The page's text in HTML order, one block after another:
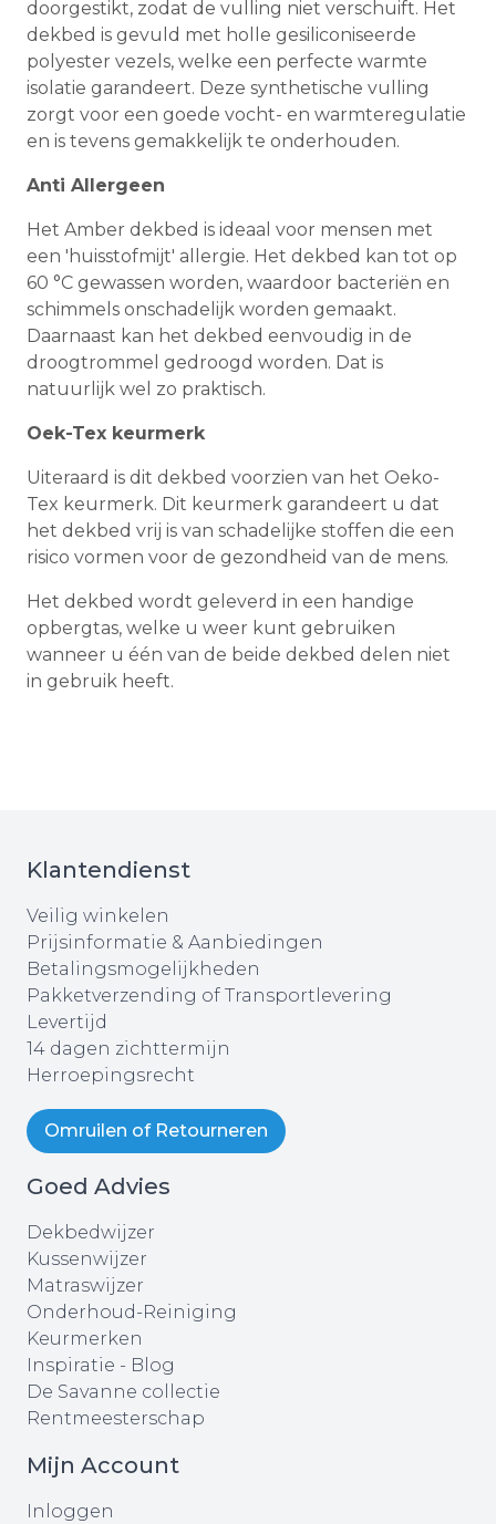
doorgestikt, zodat de vulling niet verschuift. Het
dekbed is gevuld met holle gesiliconiseerde
polyester vezels, welke een perfecte warmte
isolatie garandeert. Deze synthetische vulling
zorgt voor een goede vocht- en warmteregulatie
en is tevens gemakkelijk te onderhouden.
Anti Allergeen
Het Amber dekbed is ideaal voor mensen met
een 'huisstofmijt' allergie. Het dekbed kan tot op
60 °C gewassen worden, waardoor bacteriën en
schimmels onschadelijk worden gemaakt.
Daarnaast kan het dekbed eenvoudig in de
droogtrommel gedroogd worden. Dat is
natuurlijk wel zo praktisch.
Oek-Tex keurmerk
Uiteraard is dit dekbed voorzien van het Oeko-
Tex keurmerk. Dit keurmerk garandeert u dat
het dekbed vrij is van schadelijke stoffen die een
risico vormen voor de gezondheid van de mens.
Het dekbed wordt geleverd in een handige
opbergtas, welke u weer kunt gebruiken
wanneer u één van de beide dekbed delen niet
in gebruik heeft.
Klantendienst
Veilig winkelen
Prijsinformatie & Aanbiedingen
Betalingsmogelijkheden
Pakketverzending of Transportlevering
Levertijd
14 dagen zichttermijn
Herroepingsrecht
Omruilen of Retourneren
Goed Advies
Dekbedwijzer
Kussenwijzer
Matraswijzer
Onderhoud-Reiniging
Keurmerken
Inspiratie - Blog
De Savanne collectie
Rentmeesterschap
Mijn Account
Inloggen